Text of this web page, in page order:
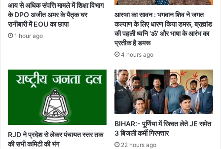
आय से अधिक संपत्ति मामले में शिक्षा विभाग
के DPO अजीत अमर के पैतृक घर
रानीबारी में EOU का छापा
1 hour ago
आस्था का सावन : भगवान शिव ने जगत
कल्याण के लिए धारण किया डमरू, ब्रह्मांड
की पहली ध्वनि ‘ॐ’ और भाषा के आरंभ का
प्रतीक है डमरू
4 hours ago
RJD ने प्रदेश से लेकर पंचायत स्तर तक
की सभी कमिटी की भंग
BIHAR:- पूर्णिया में रिश्वत लेते JE समेत
3 बिजली कर्मी गिरफ्तार
22 hours ago